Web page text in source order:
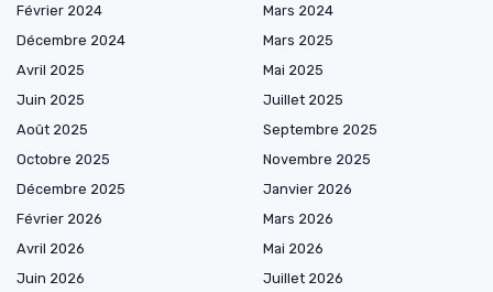
Février 2024
Mars 2024
Décembre 2024
Mars 2025
Avril 2025
Mai 2025
Juin 2025
Juillet 2025
Août 2025
Septembre 2025
Octobre 2025
Novembre 2025
Décembre 2025
Janvier 2026
Février 2026
Mars 2026
Avril 2026
Mai 2026
Juin 2026
Juillet 2026